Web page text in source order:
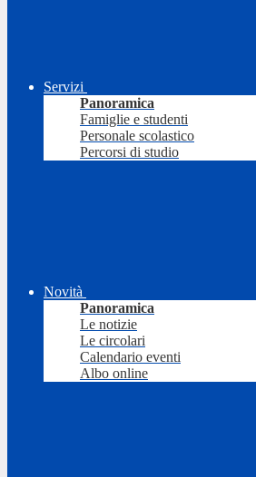
Servizi
Panoramica
Famiglie e studenti
Personale scolastico
Percorsi di studio
Novità
Panoramica
Le notizie
Le circolari
Calendario eventi
Albo online